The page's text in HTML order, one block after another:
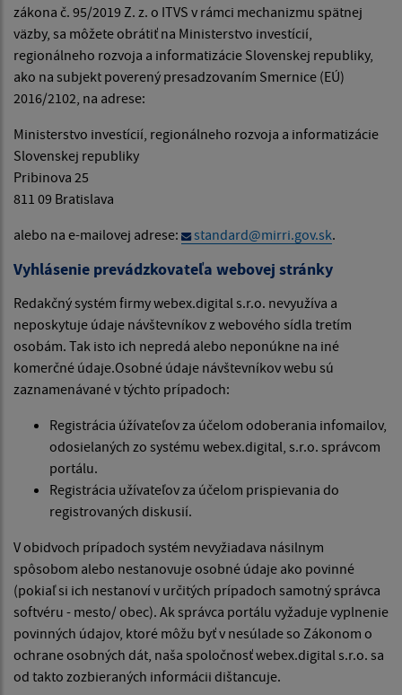
zákona č. 95/2019 Z. z. o ITVS v rámci mechanizmu spätnej
väzby, sa môžete obrátiť na Ministerstvo investícií,
regionálneho rozvoja a informatizácie Slovenskej republiky,
ako na subjekt poverený presadzovaním Smernice (EÚ)
2016/2102, na adrese:
Ministerstvo investícií, regionálneho rozvoja a informatizácie
Slovenskej republiky
Pribinova 25
811 09 Bratislava
alebo na e-mailovej adrese:
standard@mirri.gov.sk.
Vyhlásenie prevádzkovateľa webovej stránky
Redakčný systém firmy webex.digital s.r.o. nevyužíva a
neposkytuje údaje návštevníkov z webového sídla tretím
osobám. Tak isto ich nepredá alebo neponúkne na iné
komerčné údaje.Osobné údaje návštevníkov webu sú
zaznamenávané v týchto prípadoch:
Registrácia úžívateľov za účelom odoberania infomailov,
odosielaných zo systému webex.digital, s.r.o. správcom
portálu.
Registrácia užívateľov za účelom prispievania do
registrovaných diskusií.
V obidvoch prípadoch systém nevyžiadava násilnym
spôsobom alebo nestanovuje osobné údaje ako povinné
(pokiaľ si ich nestanoví v určitých prípadoch samotný správca
softvéru - mesto/ obec). Ak správca portálu vyžaduje vyplnenie
povinných údajov, ktoré môžu byť v nesúlade so Zákonom o
ochrane osobných dát, naša spoločnosť webex.digital s.r.o. sa
od takto zozbieraných informácii dištancuje.